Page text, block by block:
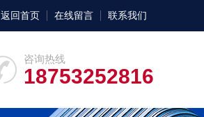
返回首页 在线留言 联系我们
咨询热线
18753252816